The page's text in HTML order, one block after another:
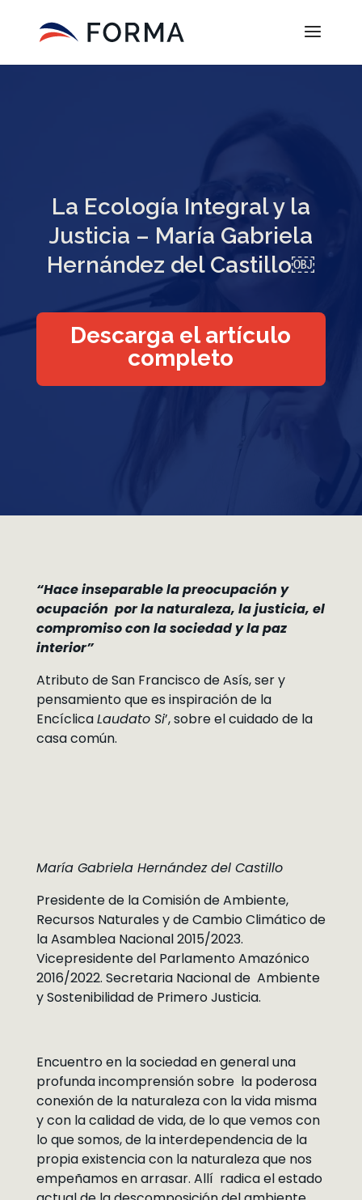
La Ecología Integral y la
Justicia – María Gabriela
Hernández del Castillo￼
Descarga el artículo
completo
“Hace inseparable la preocupación y
ocupación por la naturaleza, la justicia, el
compromiso con la sociedad y la paz
interior”
Atributo de San Francisco de Asís, ser y
pensamiento que es inspiración de la
EncíclicaLaudato Si’, sobre el cuidado de la
casa común.
María Gabriela Hernández del Castillo
Presidente de la Comisión de Ambiente,
Recursos Naturales y de Cambio Climático de
la Asamblea Nacional 2015/2023.
Vicepresidente del Parlamento Amazónico
2016/2022. Secretaria Nacional de Ambiente
y Sostenibilidad de Primero Justicia.
Encuentro en la sociedad en general una
profunda incomprensión sobre la poderosa
conexión de la naturaleza con la vida misma
y con la calidad de vida, de lo que vemos con
lo que somos, de la interdependencia de la
propia existencia con la naturaleza que nos
empeñamos en arrasar. Allí radica el estado